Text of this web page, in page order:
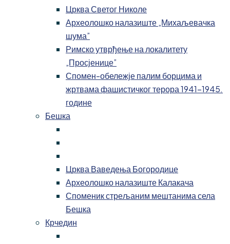
Црква Светог Николе
Археолошко налазиште „Михаљевачка
шума”
Римско утврђење на локалитету
„Просјенице”
Спомен-обележје палим борцима и
жртвама фашистичког терора 1941-1945.
године
Бешка
Црква Ваведења Богородице
Археолошко налазиште Калакача
Споменик стрељаним мештанима села
Бешка
Крчедин